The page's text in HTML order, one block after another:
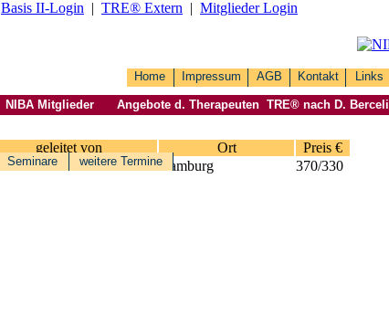
Basis II‑Login | TRE® Extern | Mitglieder Login
Home Impressum AGB Kontakt Links
NIBA Mitglieder Angebote d. Therapeuten TRE® nach D. Berceli
geleitet von Ort
Preis €
Hamburg 370/330
weitere Termine
Seminare